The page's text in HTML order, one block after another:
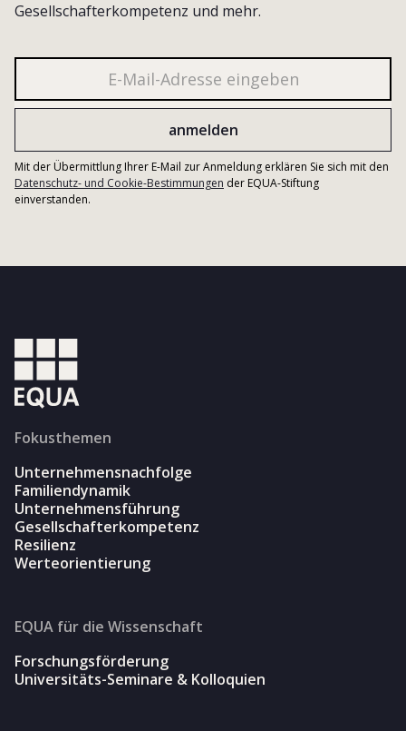
Gesellschafterkompetenz und mehr.
Mit der Übermittlung Ihrer E-Mail zur Anmeldung erklären Sie sich mit den
Datenschutz- und Cookie-Bestimmungen der EQUA-Stiftung
einverstanden.
Fokusthemen
Unternehmensnachfolge
Familiendynamik
Unternehmensführung
Gesellschafterkompetenz
Resilienz
Werteorientierung
EQUA für die Wissenschaft
Forschungsförderung
Universitäts-Seminare & Kolloquien